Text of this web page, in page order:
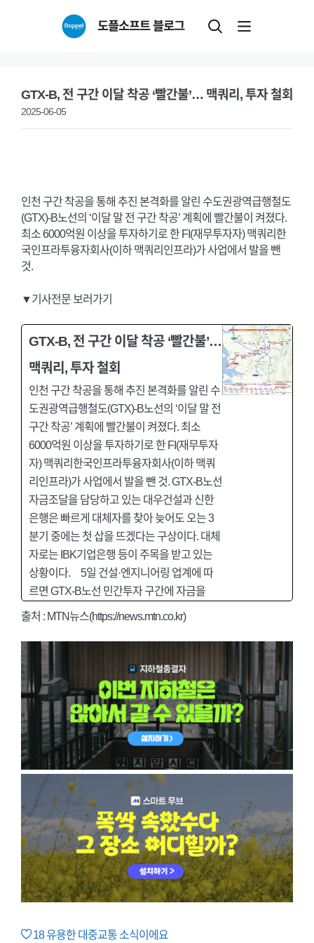
도플소프트 블로그
GTX-B, 전 구간 이달 착공 ‘빨간불’… 맥쿼리, 투자 철회
2025-06-05
인천 구간 착공을 통해 추진 본격화를 알린 수도권광역급행철도
(GTX)-B노선의 ‘이달 말 전 구간 착공’ 계획에 빨간불이 켜졌다.
최소 6000억원 이상을 투자하기로 한 FI(재무투자자) 맥쿼리한
국인프라투융자회사(이하 맥쿼리인프라)가 사업에서 발을 뺀
것.
▼기사전문 보러가기
GTX-B, 전 구간 이달 착공 ‘빨간불’…
맥쿼리, 투자 철회
인천 구간 착공을 통해 추진 본격화를 알린 수
도권광역급행철도(GTX)-B노선의 ‘이달 말 전
구간 착공’ 계획에 빨간불이 켜졌다. 최소
6000억원 이상을 투자하기로 한 FI(재무투자
자) 맥쿼리한국인프라투융자회사(이하 맥쿼
리인프라)가 사업에서 발을 뺀 것. GTX-B노선
자금조달을 담당하고 있는 대우건설과 신한
은행은 빠르게 대체자를 찾아 늦어도 오는 3
분기 중에는 첫 삽을 뜨겠다는 구상이다. 대체
자로는 IBK기업은행 등이 주목을 받고 있는
상황이다. 5일 건설·엔지니어링 업계에 따
르면 GTX-B노선 민간투자 구간에 자금을
출처 : MTN뉴스(https://news.mtn.co.kr)
18유용한 대중교통 소식이에요